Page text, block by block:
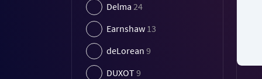
Delma 24
Earnshaw 13
deLorean 9
DUXOT9